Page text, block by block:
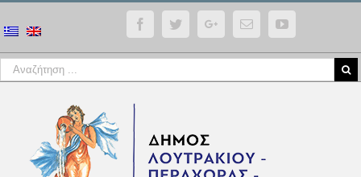
FacebookTwitterGoogle+Email YouTube